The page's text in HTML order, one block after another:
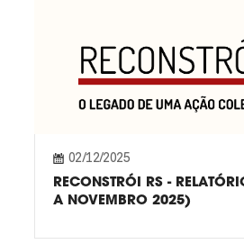
02/12/2025
RECONSTRÓI RS -
A NOVEMBRO 2025)